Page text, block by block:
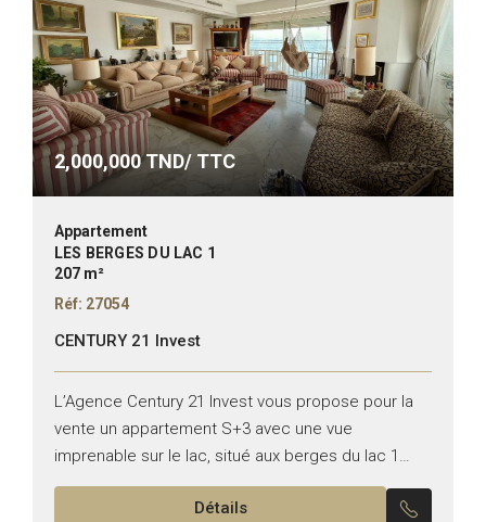
2,000,000TND/ TTC
Appartement
LES BERGES DU LAC 1
207 m²
Réf: 27054
CENTURY 21 Invest
L’Agence Century 21 Invest vous propose pour la
vente un appartement S+3 avec une vue
imprenable sur le lac, situé aux berges du lac 1
Superficie : 207m² Il se compose de...
Détails